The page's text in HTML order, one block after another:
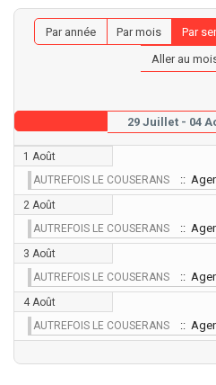
Par année Par mois Par
Aller au
29 Juillet - 04
1 Août
AUTREFOIS LE COUSERANS
::
2 Août
AUTREFOIS LE COUSERANS
::
3 Août
AUTREFOIS LE COUSERANS
::
4 Août
AUTREFOIS LE COUSERANS
::